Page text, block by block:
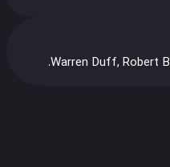
Warren Duff,